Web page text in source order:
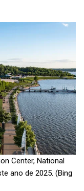
Center, National
ano de 2025. (Bing